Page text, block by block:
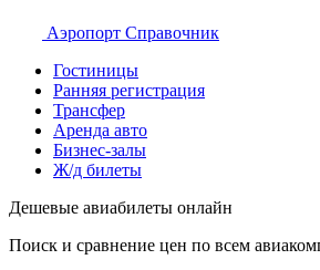
Аэропорт Справочник
Гостиницы
Ранняя регистрация
Трансфер
Аренда авто
Бизнес-залы
Ж/д билеты
Дешевые авиабилеты онлайн
Поиск и сравнение цен по всем